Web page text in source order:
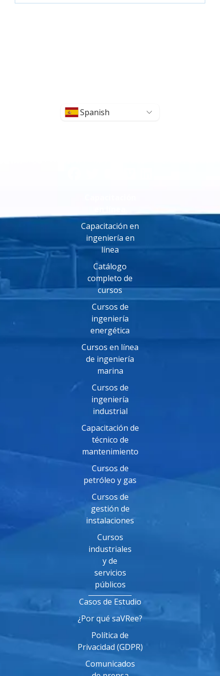
Spanish
Capacitación en
ingeniería en
línea
Catálogo
completo de
cursos
Cursos de
ingeniería
energética
Cursos en línea
de ingeniería
marina
Cursos de
ingeniería
industrial
Capacitación de
técnico de
mantenimiento
Cursos de
petróleo y gas
Cursos de
gestión de
instalaciones
Cursos
industriales
y de
servicios
públicos
Casos de Estudio
¿Por qué saVRee?
Política de
Privacidad (GDPR)
Comunicados